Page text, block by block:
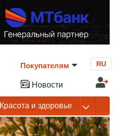
Покупателям
Новости
RU
Красота и здоровье